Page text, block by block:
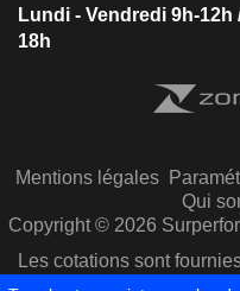
Lundi - Vendredi 9h-12h
18h
Mentions légales
Qui
Copyright © 2026
Les cotations sont